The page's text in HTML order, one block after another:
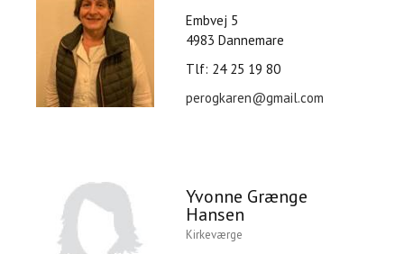
Embvej 5
4983 Dannemare
Tlf: 24 25 19 80
perogkaren@gmail.com
Yvonne Grænge
Hansen
Kirkeværge